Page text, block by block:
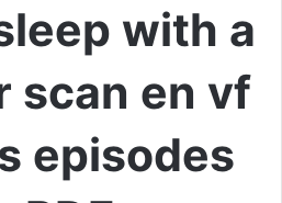
with a
scan en vf
episodes